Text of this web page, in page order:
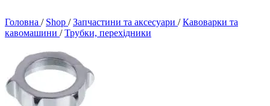
Головна / Shop / Запчастини та аксесуари / Кавоварки та
кавомашини / Трубки, перехідники